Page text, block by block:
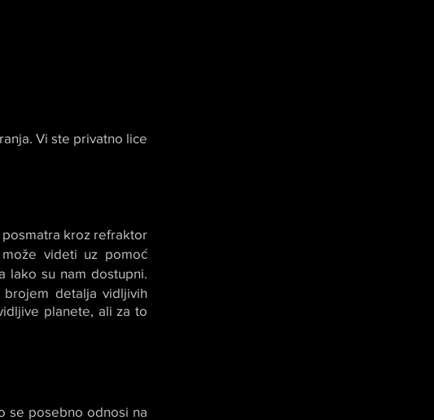
Vi ste privatno lice
kroz refraktor
videti uz pomoć
lako su nam dostupni.
detalja vidljivih
planete, ali za to
se posebno odnosi na